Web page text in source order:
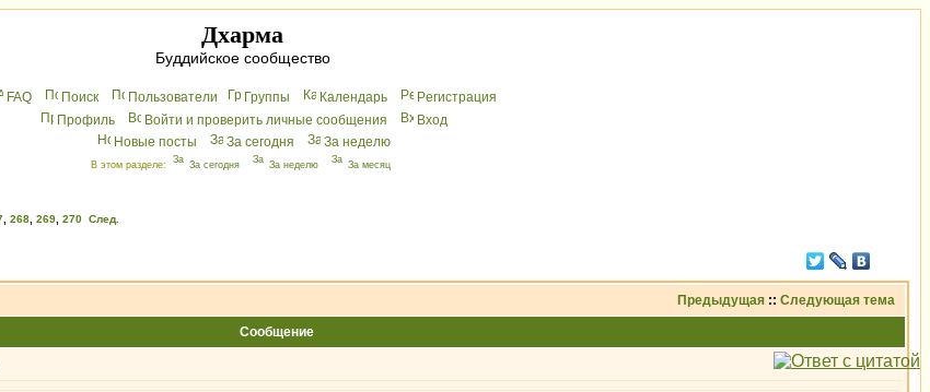
Дхарма
Буддийское сообщество
FAQ Поиск Пользователи Группы Календарь
Peгиcтрaция
Профиль
Войти и проверить личные сообщения
Вхoд
Новые посты
За сегодня За неделю
В этом разделе: За сегодня За неделю За месяц
268 269 270 След.
Предыдущая :: Следующая тема
Сообщение